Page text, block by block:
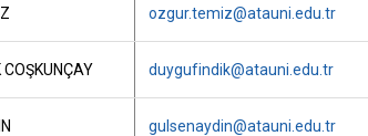
ozgur.temiz@atauni.edu.tr
duygufindik@atauni.edu.tr
gulsenaydin@atauni.edu.tr